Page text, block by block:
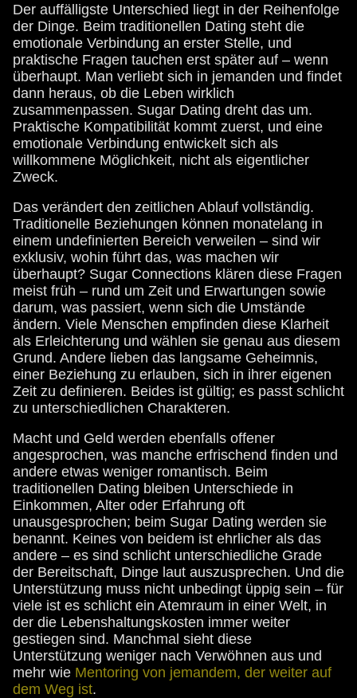
Der auffälligste Unterschied liegt in der Reihenfolge
der Dinge. Beim traditionellen Dating steht die
emotionale Verbindung an erster Stelle, und
praktische Fragen tauchen erst später auf – wenn
überhaupt. Man verliebt sich in jemanden und findet
dann heraus, ob die Leben wirklich
zusammenpassen. Sugar Dating dreht das um.
Praktische Kompatibilität kommt zuerst, und eine
emotionale Verbindung entwickelt sich als
willkommene Möglichkeit, nicht als eigentlicher
Zweck.
Das verändert den zeitlichen Ablauf vollständig.
Traditionelle Beziehungen können monatelang in
einem undefinierten Bereich verweilen – sind wir
exklusiv, wohin führt das, was machen wir
überhaupt? Sugar Connections klären diese Fragen
meist früh – rund um Zeit und Erwartungen sowie
darum, was passiert, wenn sich die Umstände
ändern. Viele Menschen empfinden diese Klarheit
als Erleichterung und wählen sie genau aus diesem
Grund. Andere lieben das langsame Geheimnis,
einer Beziehung zu erlauben, sich in ihrer eigenen
Zeit zu definieren. Beides ist gültig; es passt schlicht
zu unterschiedlichen Charakteren.
Macht und Geld werden ebenfalls offener
angesprochen, was manche erfrischend finden und
andere etwas weniger romantisch. Beim
traditionellen Dating bleiben Unterschiede in
Einkommen, Alter oder Erfahrung oft
unausgesprochen; beim Sugar Dating werden sie
benannt. Keines von beidem ist ehrlicher als das
andere – es sind schlicht unterschiedliche Grade
der Bereitschaft, Dinge laut auszusprechen. Und die
Unterstützung muss nicht unbedingt üppig sein – für
viele ist es schlicht ein Atemraum in einer Welt, in
der die Lebenshaltungskosten immer weiter
gestiegen sind. Manchmal sieht diese
Unterstützung weniger nach Verwöhnen aus und
mehr wie Mentoring von jemandem, der weiter auf
dem Weg ist.